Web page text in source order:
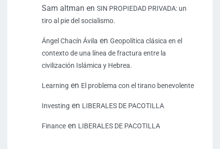
Sam altman en SIN PROPIEDAD PRIVADA: un
tiro al pie del socialismo.
Ángel Chacín Ávila en Geopolítica clásica en el
contexto de una línea de fractura entre la
civilización Islámica y Hebrea.
Learning en El problema con el tirano benevolente
Investing en LIBERALES DE PACOTILLA
Finance en LIBERALES DE PACOTILLA